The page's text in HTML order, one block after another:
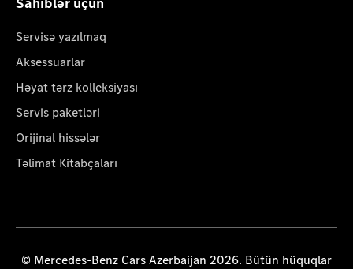
Servisə yazılmaq
Aksessuarlar
Həyat tərz kolleksiyası
Servis paketləri
Orijinal hissələr
Təlimat Kitabçaları
© Mercedes-Benz Cars Azerbaijan 2026. Bütün hüquqlar